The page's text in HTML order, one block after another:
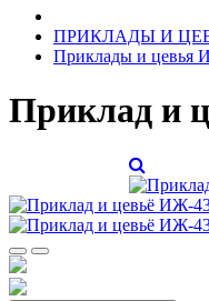
ПРИКЛАДЫ И
Приклады и цевья
Приклад и